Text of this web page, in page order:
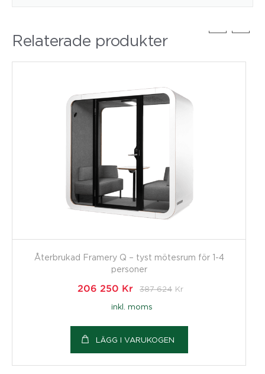
Relaterade produkter
Återbrukad Framery Q – tyst mötesrum för 1-4
personer
206 250 Kr 387 624 Kr
inkl. moms
LÄGG I VARUKOGEN